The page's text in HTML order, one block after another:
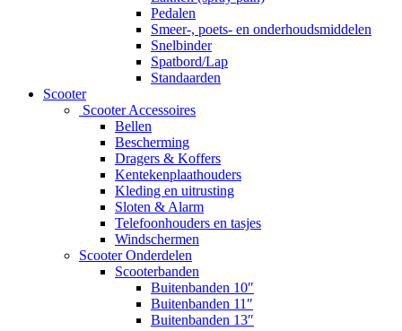
Pedalen
Smeer-, poets- en onderhoudsmiddelen
Snelbinder
Spatbord/Lap
Standaarden
Scooter
Scooter Accessoires
Bellen
Bescherming
Dragers & Koffers
Kentekenplaathouders
Kleding en uitrusting
Sloten & Alarm
Telefoonhouders en tasjes
Windschermen
Scooter Onderdelen
Scooterbanden
Buitenbanden 10″
Buitenbanden 11″
Buitenbanden 13″